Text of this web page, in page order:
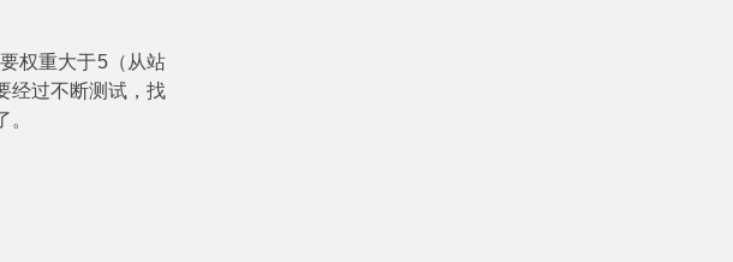
权重大于5（从站
经过不断测试，找